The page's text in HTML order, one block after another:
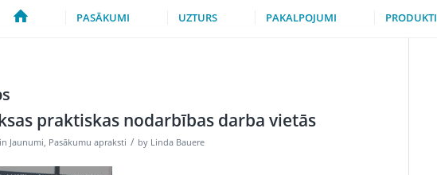
PASĀKUMI UZTURS PAKALPOJUMI PRODUKTI
praktiskas nodarbības darba vietās
in Jaunumi, Pasākumu apraksti / by Linda Bauere